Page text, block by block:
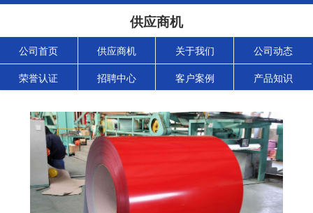
供应商机
公司首页 供应商机 关于我们 公司动态
荣誉认证 招聘中心 客户案例 产品知识